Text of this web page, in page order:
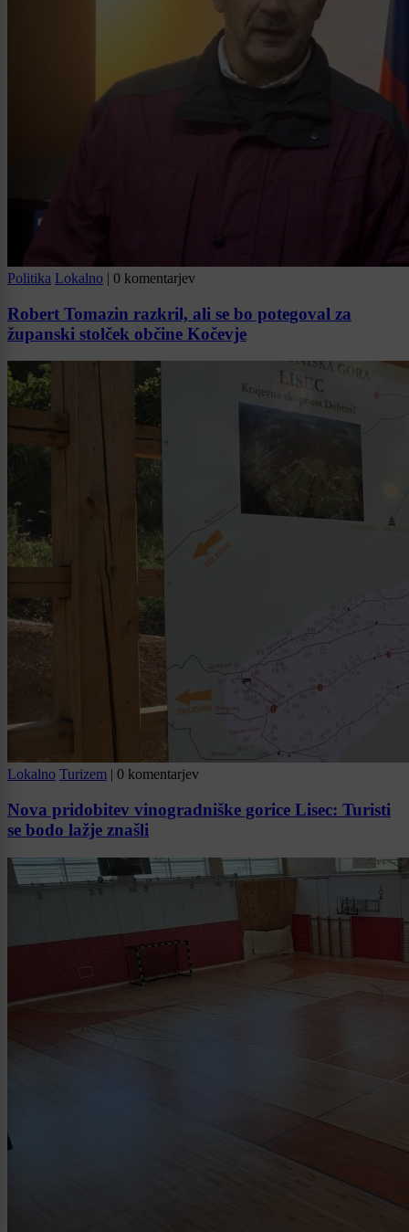
Politika Lokalno | 0 komentarjev
Robert Tomazin razkril, ali se bo potegoval za
županski stolček občine Kočevje
Lokalno Turizem | 0 komentarjev
Nova pridobitev vinogradniške gorice Lisec: Turisti
se bodo lažje znašli